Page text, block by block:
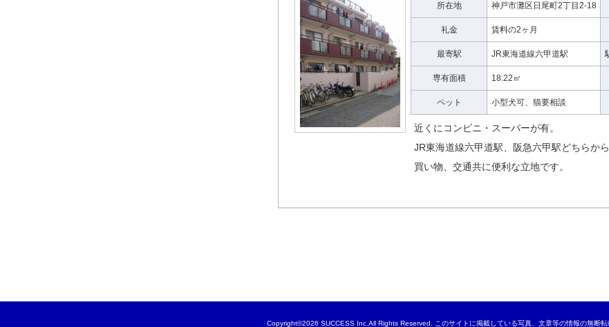
所在地 神戸市灘区日尾町2丁目2-18
礼金 賃料の2ヶ月
最寄駅 JR東海道線六甲道駅
専有面積 18.22㎡
ペット 小型犬可、猫要相談
近くにコンビニ・スーパーが有。
JR東海道線六甲道駅、阪急六甲駅どちらから
買い物、交通共に便利な立地です。
Copyright©2026 SUCCESS Inc.All Rights Reserved. このサイトに掲載している写真、文章等の情報の無断転